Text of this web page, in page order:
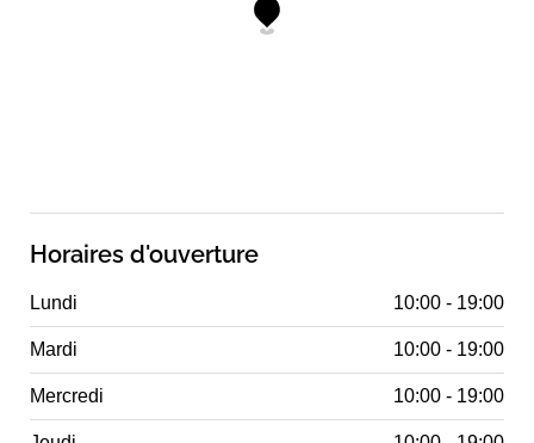
Horaires d'ouverture
Lundi 10:00 - 19:00
Mardi 10:00 - 19:00
Mercredi 10:00 - 19:00